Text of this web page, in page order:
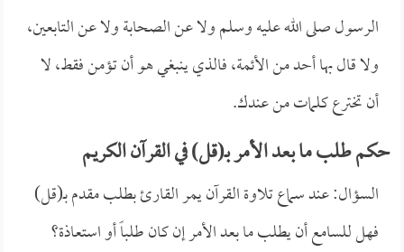
الرسول صلى الله عليه وسلم ولا عن الصحابة ولا عن التابعين،
ولا قال بها أحد من الأئمة، فالذي ينبغي هو أن تؤمن فقط، لا
أن تخترع كلمات من عندك.
حكم طلب ما بعد الأمر بـ(قل) في القرآن الكريم
السؤال: عند سماع تلاوة القرآن يمر القارئ بطلب مقدم بـ(قل)
فهل للسامع أن يطلب ما بعد الأمر إن كان طلباً أو استعاذة؟